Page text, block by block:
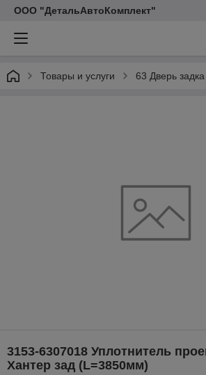
ООО "ДетальАвтоКомплект"
Товары и услуги 63 Дверь задка
3153-6307018 Уплотнитель
Хантер зад (L=3850мм)